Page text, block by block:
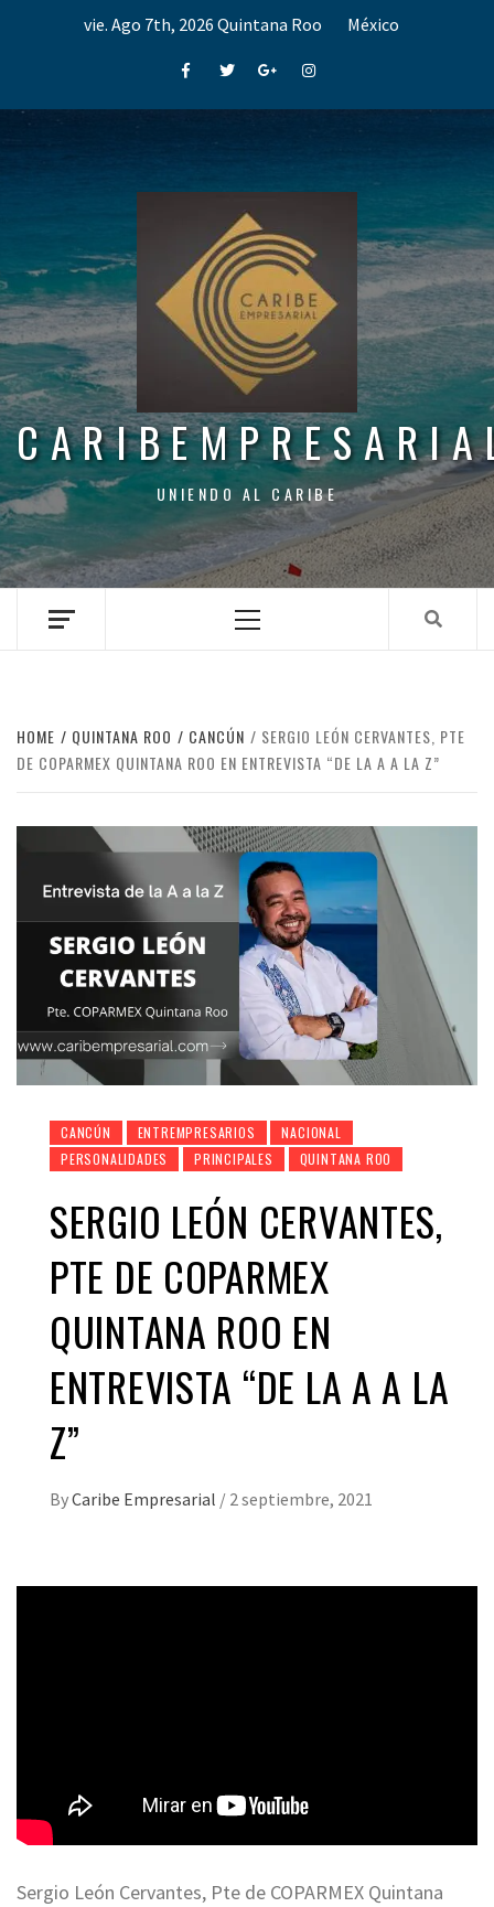
vie. Ago 7th, 2026 Quintana Roo México
FacebookTwitterGoogle+Instagram
UNIENDO AL CARIBE
Menu
HOME QUINTANA ROO CANCÚN
SERGIO LEÓN CERVANTES, PTE
DE COPARMEX QUINTANA ROO EN ENTREVISTA “DE LA A A LA Z”
CANCÚN ENTREMPRESARIOS
NACIONAL
PERSONALIDADES
PRINCIPALES QUINTANA ROO
SERGIO LEÓN CERVANTES,
PTE DE COPARMEX
QUINTANA ROO EN
ENTREVISTA “DE LA A A LA
Z”
ByCaribe Empresarial / 2 septiembre, 2021
Sergio León Cervantes, Pte de COPARMEX Quintana